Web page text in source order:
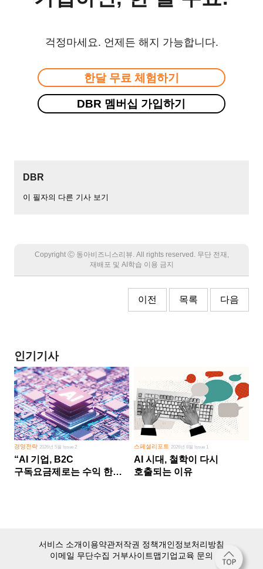
걱정마세요. 언제든 해지 가능합니다.
한달 무료 체험하기
DBR 멤버십 가입하기
DBR
이 필자의 다른 기사 보기
Copyright Ⓒ 동아비즈니스리뷰. All rights reserved. 무단 전재,
재배포 및 AI학습 이용 금지
이전 목록 다음
인기기사
경영전략 2026년 5월 Issue 2
“AI 기업, B2C
구독요금제로는 수익 한계
스페셜리포트 2026년 8월 Issue 1
AI 시대, 철학이 다시
호출되는 이유
서비스 소개이용약관저작권 정책개인정보처리방침
이메일 무단수집 거부사이트맵기업교육 문의